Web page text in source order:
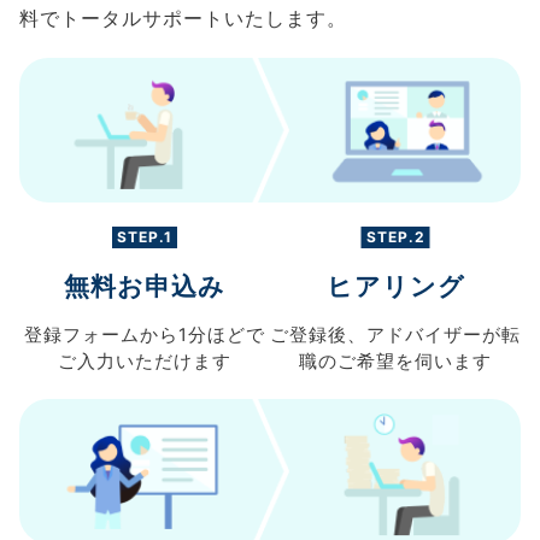
料でトータルサポートいたします。
STEP.1
無料お申込み
登録フォームから 1分ほどで
ご入力 いただけます
STEP.2
ヒアリング
ご登録後、 アドバイザーが転
職のご希望を伺います